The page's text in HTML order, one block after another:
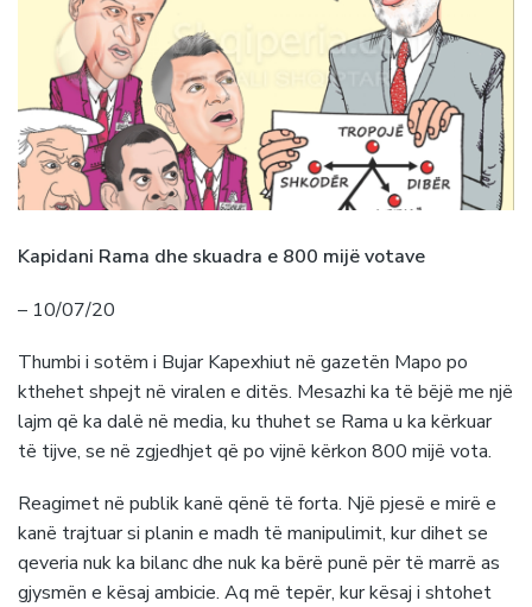
Kapidani Rama dhe skuadra e 800 mijë votave
– 10/07/20
Thumbi i sotëm i Bujar Kapexhiut në gazetën Mapo po
kthehet shpejt në viralen e ditës. Mesazhi ka të bëjë me një
lajm që ka dalë në media, ku thuhet se Rama u ka kërkuar
të tijve, se në zgjedhjet që po vijnë kërkon 800 mijë vota.
Reagimet në publik kanë qënë të forta. Një pjesë e mirë e
kanë trajtuar si planin e madh të manipulimit, kur dihet se
qeveria nuk ka bilanc dhe nuk ka bërë punë për të marrë as
gjysmën e kësaj ambicie. Aq më tepër, kur kësaj i shtohet